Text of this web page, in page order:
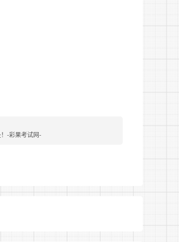
身意外险和住房公积金;
资严格按照商丘市消防救援支
-彩果考试网-